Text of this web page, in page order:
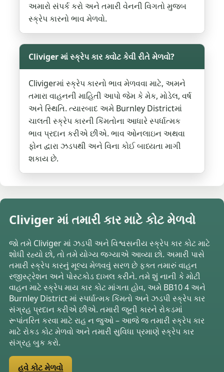
અમારો સંપર્ક કરો અને તમારી વેનની વિગતો મુજબ
સ્ક્રેપ કારનો ભાવ મેળવો.
Cliviger માં સ્ક્રેપ કાર ક્વોટ કેવી રીતે મેળવો?
Clivigerમાં સ્ક્રેપ કારનો ભાવ મેળવવા માટે, અમને
તમારા વાહનની માહિતી આપો જેમ કે મેક, મોડેલ, વર્ષ
અને સ્થિતિ. ત્યારબાદ અમે Burnley Districtમાં
ચાલતી સ્ક્રેપ કારની કિંમતોના આધારે સ્પર્ધાત્મક
ભાવ પ્રદાન કરીએ છીએ. ભાવ ઓનલાઇન અથવા
ફોન દ્વારા ઝડપથી અને વિના કોઈ બાધ્યતા માગી
શકાય છે.
Cliviger માં તમારી કાર માટે કોટ મેળવો
જો તમે Cliviger માં ઝડપી અને વિશ્વસનીય સ્ક્રેપ કાર કોટ માટે
શોધી રહ્યો છો, તો તમે યોગ્ય જગ્યાએ આવ્યા છો. અમારી પાસે
તમારી સ્ક્રેપ કારનું મૂલ્ય મેળવવું સરળ છે ફક્ત તમારું વાહન
રજીસ્ટ્રેશન અને પોસ્ટકોડ દાખલ કરીને. તમે શું નાની કે મોટી
વાહન માટે સ્ક્રેપ માય કાર કોટ માંગતા હોવ, અમે BB10 4 અને
Burnley District માં સ્પર્ધાત્મક કિંમતો અને ઝડપી સ્ક્રેપ કાર
સંગ્રહ પ્રદાન કરીએ છીએ. તમારી જૂની કારને રોકડમાં
રૂપાંતરિત કરવા માટે રાહ ન જુઓ – આજે જ તમારી સ્ક્રેપ કાર
માટે રોકડ કોટ મેળવો અને તમારી સુવિધા પ્રમાણે સ્ક્રેપ કાર
સંગ્રહ બુક કરો.
હવે કોટ મેળવો